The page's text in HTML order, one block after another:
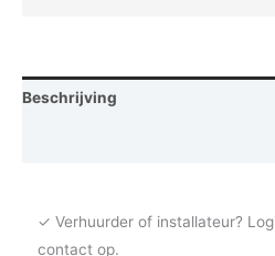
Beschrijving
✓ Verhuurder of installateur?
contact op.